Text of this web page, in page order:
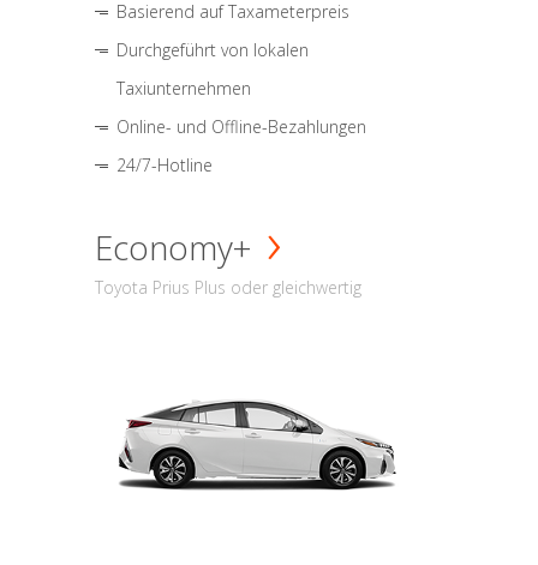
Basierend auf Taxameterpreis
Durchgeführt von lokalen
Taxiunternehmen
Online- und Offline-Bezahlungen
24/7-Hotline
Economy+
Toyota Prius Plus oder gleichwertig